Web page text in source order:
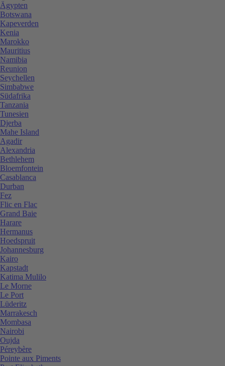
Ägypten
Botswana
Kapeverden
Kenia
Marokko
Mauritius
Namibia
Reunion
Seychellen
Simbabwe
Südafrika
Tanzania
Tunesien
Djerba
Mahe Island
Agadir
Alexandria
Bethlehem
Bloemfontein
Casablanca
Durban
Fez
Flic en Flac
Grand Baie
Harare
Hermanus
Hoedspruit
Johannesburg
Kairo
Kapstadt
Katima Mulilo
Le Morne
Le Port
Lüderitz
Marrakesch
Mombasa
Nairobi
Oujda
Péreybère
Pointe aux Piments